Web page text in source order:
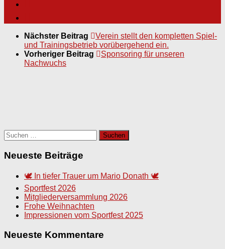
Nächster Beitrag
Verein stellt den kompletten Spiel-
und Trainingsbetrieb vorübergehend ein.
Vorheriger Beitrag
Sponsoring für unseren
Nachwuchs
Suchen
nach:
Neueste Beiträge
🕊️ In tiefer Trauer um Mario Donath 🕊️
Sportfest 2026
Mitgliederversammlung 2026
Frohe Weihnachten
Impressionen vom Sportfest 2025
Neueste Kommentare